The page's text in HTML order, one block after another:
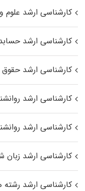
کارشناسی ارشد علوم
کارشناسی ارشد
کارشناسی ارشد حقوق
کارشناسی ارشد
کارشناسی ارشد
کارشناسی ارشد زبان
کارشناسی ارشد